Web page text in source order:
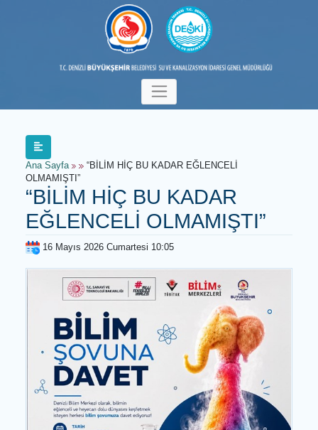
Ana Sayfa “BİLİM HİÇ BU KADAR EĞLENCELİ
OLMAMIŞTI”
“BİLİM HİÇ BU KADAR
EĞLENCELİ OLMAMIŞTI”
16 Mayıs 2026 Cumartesi 10:05